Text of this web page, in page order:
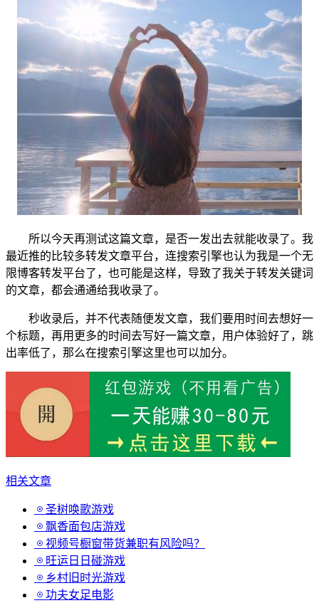
所以今天再测试这篇文章，是否一发出去就能收录了。我
最近推的比较多转发文章平台，连搜索引擎也认为我是一个无
限博客转发平台了，也可能是这样，导致了我关于转发关键词
的文章，都会通通给我收录了。
秒收录后，并不代表随便发文章，我们要用时间去想好一
个标题，再用更多的时间去写好一篇文章，用户体验好了，跳
出率低了，那么在搜索引擎这里也可以加分。
相关文章
圣树唤歌游戏
飘香面包店游戏
视频号橱窗带货兼职有风险吗？
旺运日日碰游戏
乡村旧时光游戏
功夫女足电影